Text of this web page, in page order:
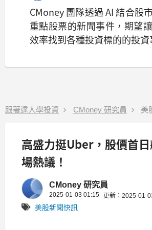
CMoney 團隊透過 AI 結合股
重點股票的新聞事件，期望
效率找到各種投資標的的投資
跟著達人學投資 CMoney 研究員 美
高盛力挺Uber，股價首
場熱議！
CMoney 研究員
2025-01-03 01:15 更新：2025-01-
美股新聞快訊